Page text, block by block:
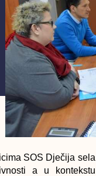
SOS Dječija sela
a u kontekstu